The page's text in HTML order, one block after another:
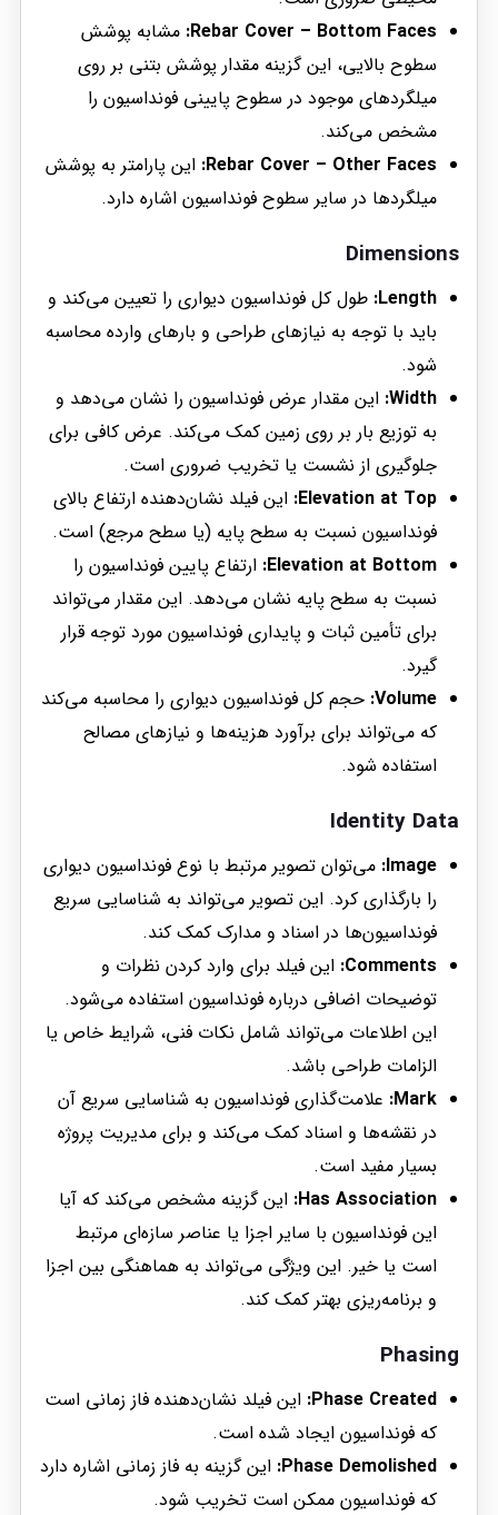
Rebar Cover – Bottom Faces: مشابه پوشش
سطوح بالایی، این گزینه مقدار پوشش بتنی بر روی
میلگردهای موجود در سطوح پایینی فونداسیون را
مشخص می‌کند.
Rebar Cover – Other Faces: این پارامتر به پوشش
میلگردها در سایر سطوح فونداسیون اشاره دارد.
Dimensions
Length: طول کل فونداسیون دیواری را تعیین می‌کند و
باید با توجه به نیازهای طراحی و بارهای وارده محاسبه
شود.
Width: این مقدار عرض فونداسیون را نشان می‌دهد و
به توزیع بار بر روی زمین کمک می‌کند. عرض کافی برای
جلوگیری از نشست یا تخریب ضروری است.
Elevation at Top: این فیلد نشان‌دهنده ارتفاع بالای
فونداسیون نسبت به سطح پایه (یا سطح مرجع) است.
Elevation at Bottom: ارتفاع پایین فونداسیون را
نسبت به سطح پایه نشان می‌دهد. این مقدار می‌تواند
برای تأمین ثبات و پایداری فونداسیون مورد توجه قرار
گیرد.
Volume: حجم کل فونداسیون دیواری را محاسبه می‌کند
که می‌تواند برای برآورد هزینه‌ها و نیازهای مصالح
استفاده شود.
Identity Data
Image: می‌توان تصویر مرتبط با نوع فونداسیون دیواری
را بارگذاری کرد. این تصویر می‌تواند به شناسایی سریع
فونداسیون‌ها در اسناد و مدارک کمک کند.
Comments: این فیلد برای وارد کردن نظرات و
توضیحات اضافی درباره فونداسیون استفاده می‌شود.
این اطلاعات می‌تواند شامل نکات فنی، شرایط خاص یا
الزامات طراحی باشد.
Mark: علامت‌گذاری فونداسیون به شناسایی سریع آن
در نقشه‌ها و اسناد کمک می‌کند و برای مدیریت پروژه
بسیار مفید است.
Has Association: این گزینه مشخص می‌کند که آیا
این فونداسیون با سایر اجزا یا عناصر سازه‌ای مرتبط
است یا خیر. این ویژگی می‌تواند به هماهنگی بین اجزا
و برنامه‌ریزی بهتر کمک کند.
Phasing
Phase Created: این فیلد نشان‌دهنده فاز زمانی است
که فونداسیون ایجاد شده است.
Phase Demolished: این گزینه به فاز زمانی اشاره دارد
که فونداسیون ممکن است تخریب شود.